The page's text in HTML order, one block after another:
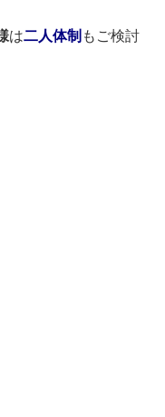
は二人体制もご検討